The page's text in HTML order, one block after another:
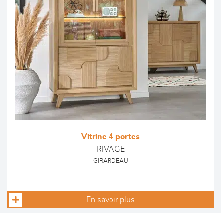
Vitrine 4 portes
RIVAGE
GIRARDEAU
En savoir plus